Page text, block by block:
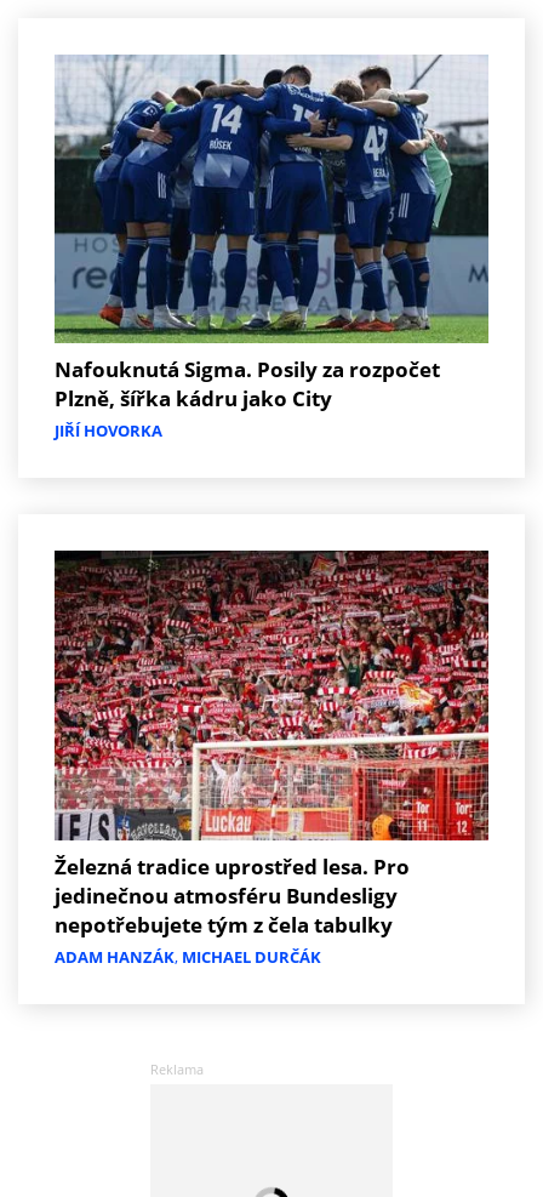
Nafouknutá Sigma. Posily za rozpočet
Plzně, šířka kádru jako City
JIŘÍ HOVORKA
Železná tradice uprostřed lesa. Pro
jedinečnou atmosféru Bundesligy
nepotřebujete tým z čela tabulky
ADAM HANZÁK, MICHAEL DURČÁK